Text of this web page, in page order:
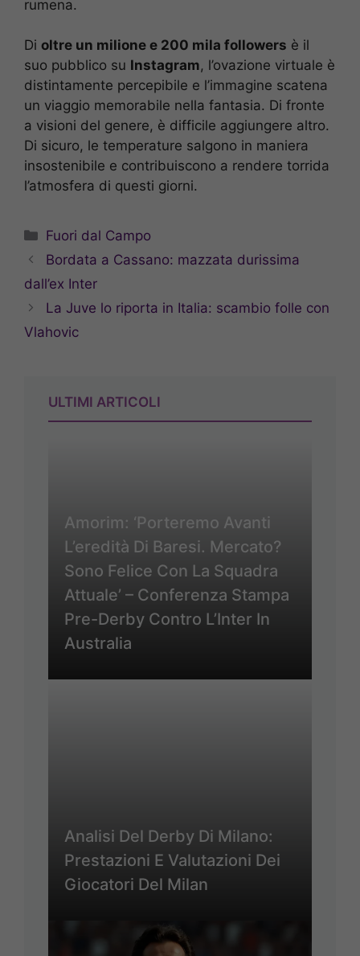
rumena.
Di oltre un milione e 200 mila followers è il
suo pubblico su Instagram, l’ovazione virtuale è
distintamente percepibile e l’immagine scatena
un viaggio memorabile nella fantasia. Di fronte
a visioni del genere, è difficile aggiungere altro.
Di sicuro, le temperature salgono in maniera
insostenibile e contribuiscono a rendere torrida
l’atmosfera di questi giorni.
Categorie
Fuori dal Campo
Bordata a Cassano: mazzata durissima
dall’ex Inter
La Juve lo riporta in Italia: scambio folle con
Vlahovic
ULTIMI ARTICOLI
Amorim: ‘Porteremo Avanti
L’eredità Di Baresi. Mercato?
Sono Felice Con La Squadra
Attuale’ – Conferenza Stampa
Pre-Derby Contro L’Inter In
Australia
Analisi Del Derby Di Milano:
Prestazioni E Valutazioni Dei
Giocatori Del Milan